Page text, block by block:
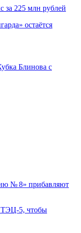
за 225 млн рублей
остаётся
Блинова с
№ 8» прибавляют
ТЭЦ-5, чтобы